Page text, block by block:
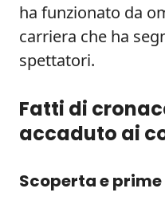
ha funzionato da
carriera che ha
spettatori.
Fatti di
accaduto ai
Scoperta e